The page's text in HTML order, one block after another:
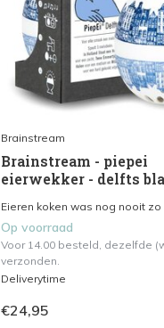
Brainstream
Brainstream - piepei
eierwekker - delfts
Eieren koken was nog nooit zo
Op voorraad
Voor 14.00 besteld, dezelfde
verzonden.
Deliverytime
€24,95